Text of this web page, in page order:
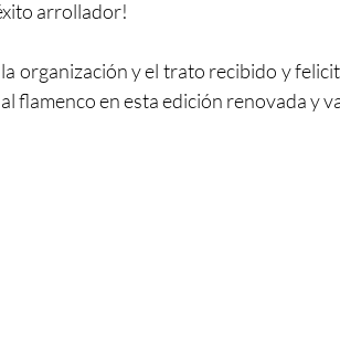
arrollador!
organización y el trato recibido y
flamenco en esta edición renovada y